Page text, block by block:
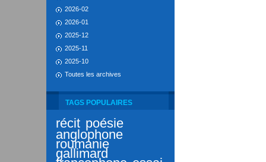
2026-02
2026-01
2025-12
2025-11
2025-10
Toutes les archives
TAGS POPULAIRES
récit poésie
anglophone
roumanie
gallimard